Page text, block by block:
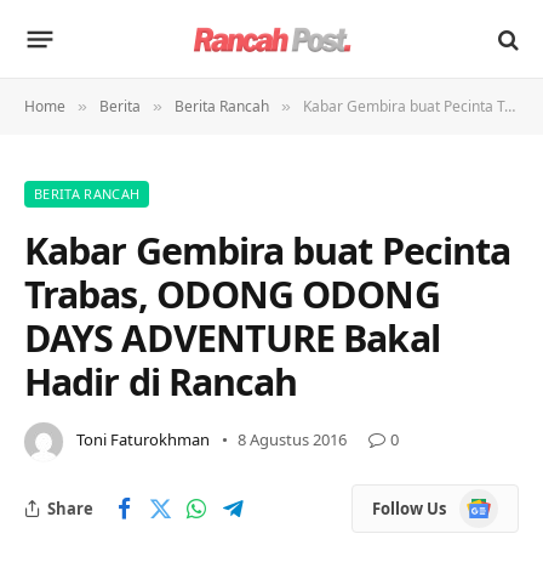
Home » Berita » Berita Rancah » Kabar Gembira buat Pecinta Trabas, ODONG ODONG DAYS ADVENTURE Bakal Hadir di Rancah
BERITA RANCAH
Kabar Gembira buat Pecinta
Trabas, ODONG ODONG
DAYS ADVENTURE Bakal
Hadir di Rancah
Toni Faturokhman 8 Agustus 2016 0
Share Follow Us
Google
News